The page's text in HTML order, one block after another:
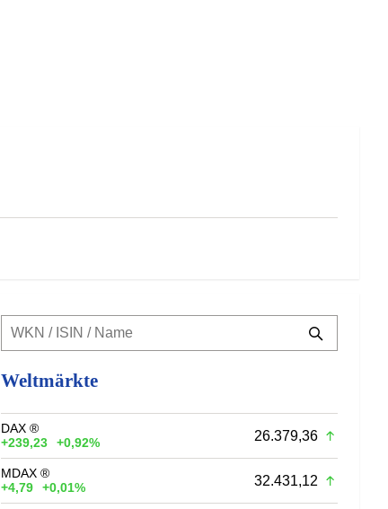
Weltmärkte
DAX ®
+239,23
+0,92% 26.379,36
MDAX ®
+4,79
+0,01% 32.431,12